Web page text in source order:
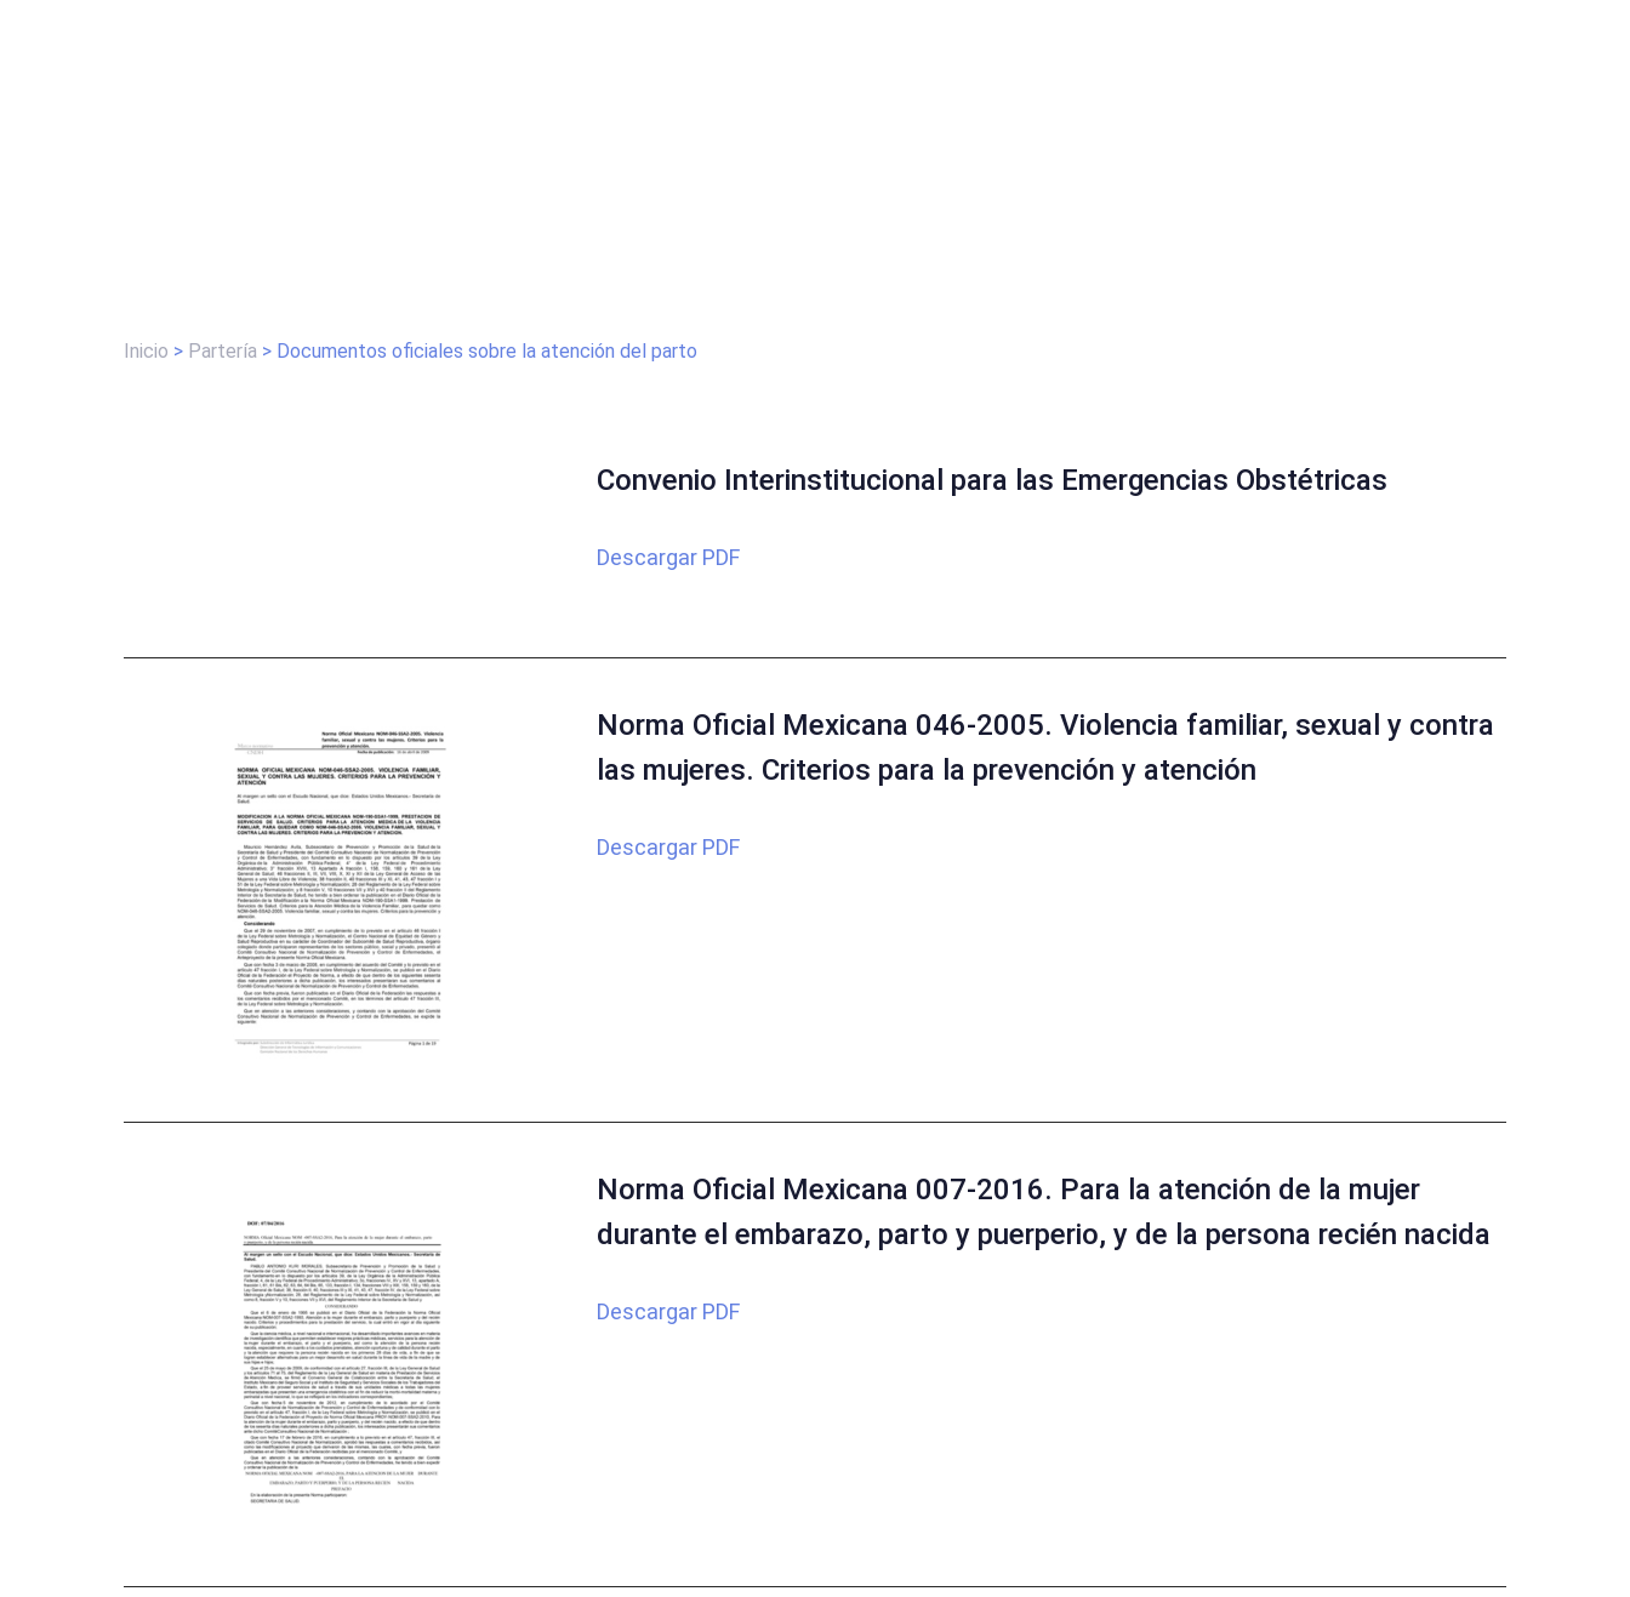
Inicio > Partería > Documentos oficiales sobre la atención del parto
Convenio Interinstitucional para las Emergencias Obstétricas
Descargar PDF
Norma Oficial Mexicana 046-2005. Violencia familiar, sexual y contra
las mujeres. Criterios para la prevención y atención
Descargar PDF
Norma Oficial Mexicana 007-2016. Para la atención de la mujer
durante el embarazo, parto y puerperio, y de la persona recién nacida
Descargar PDF